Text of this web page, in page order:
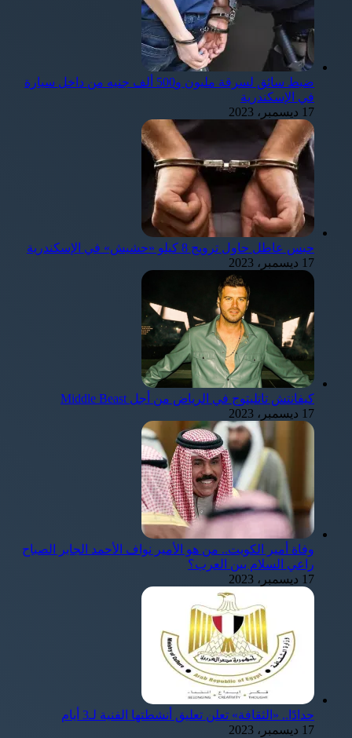
ضبط سائق لسرقة مليون و500 ألف جنيه من داخل سيارة
في الإسكندرية
17 ديسمبر، 2023
حبس عاطل حاول ترويج 8 كيلو «حشيش» في الإسكندرية
17 ديسمبر، 2023
كيفانتش تاتليتوج في الرياض من أجل Middle Beast
17 ديسمبر، 2023
وفاة أمير الكويت.. من هو الأمير نواف الأحمد الجابر الصباح
راعي السلام بين العرب؟
17 ديسمبر، 2023
حدادًا.. «الثقافة» تعلن تعليق أنشطتها الفنية لـ3 أيام
17 ديسمبر، 2023